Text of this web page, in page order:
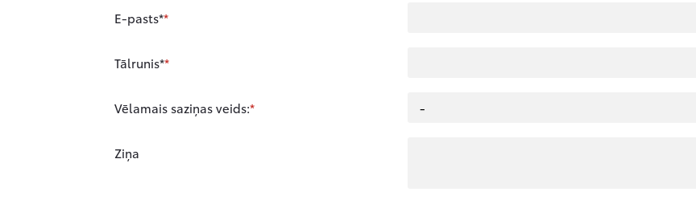
E-pasts*
Tālrunis*
Vēlamais saziņas veids:
Ziņa